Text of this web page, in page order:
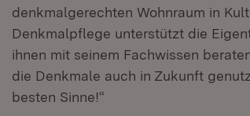
denkmalgerechten Wohnraum in
Denkmalpflege unterstützt die
ihnen mit seinem Fachwissen
die Denkmale auch in Zukunft
besten Sinne!“